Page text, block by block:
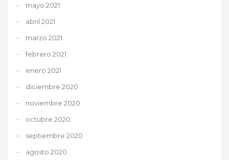
mayo 2021
abril 2021
marzo 2021
febrero 2021
enero 2021
diciembre 2020
noviembre 2020
octubre 2020
septiembre 2020
agosto 2020